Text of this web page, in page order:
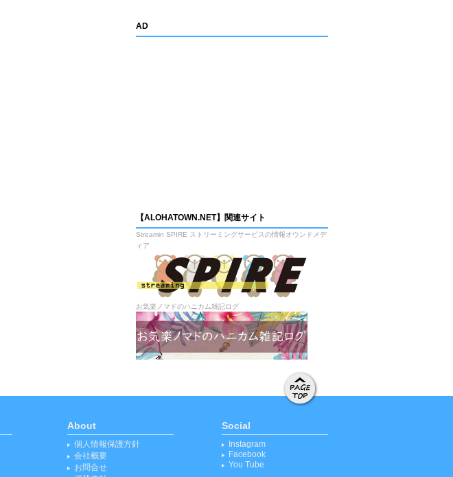
AD
【ALOHATOWN.NET】関連サイト
Streamin SPIRE ストリーミングサービスの情報オウンドメデ
ィア
お気楽ノマドのハニカム雑記ログ
About
個人情報保護方針
会社概要
お問合せ
Social
Instagram
Facebook
You Tube
動する